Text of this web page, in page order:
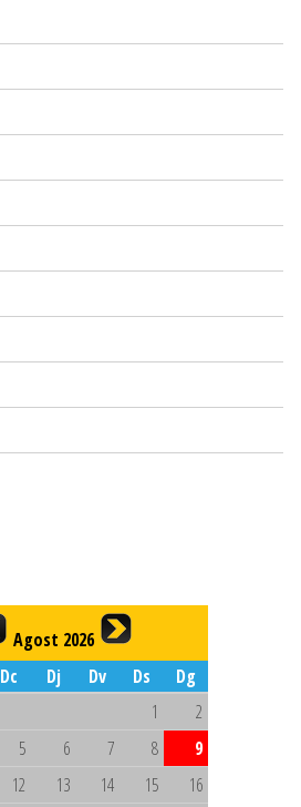
Agost 2026
Dc Dj Dv Ds
Dg
1
2
5 6 7 8
9
12 13 14 15
16